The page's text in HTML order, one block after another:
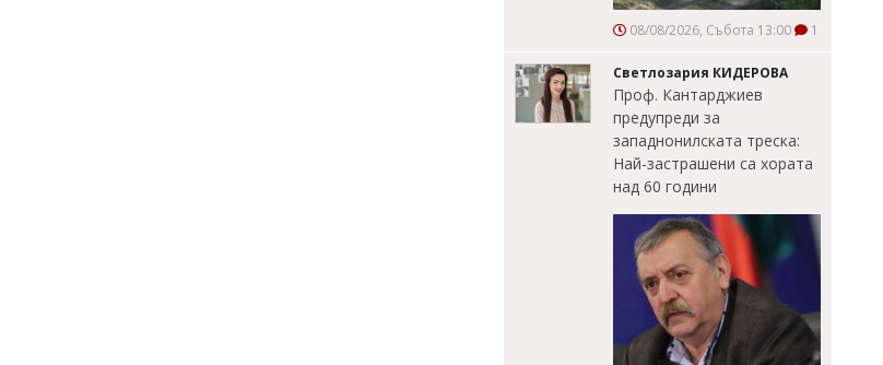
08/08/2026, Събота 13:00 1
Светлозария КИДЕРОВА
Проф. Кантарджиев
предупреди за
западнонилската треска:
Най-застрашени са хората
над 60 години